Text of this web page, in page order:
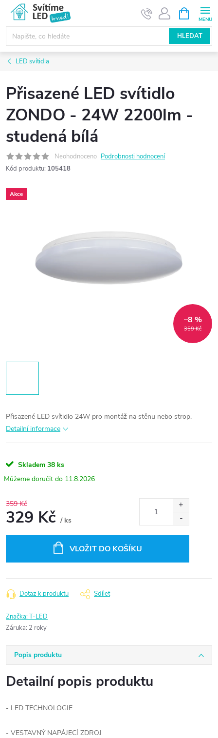
obsah
HLEDAT
NÁKUPNÍ
KOŠÍK
LED svítidla
Přisazené LED svítidlo
ZONDO - 24W 2200lm -
studená bílá
Neohodnoceno Podrobnosti hodnocení
Kód produktu: 105418
Akce
359 Kč
–8 %
Přisazené LED svítidlo 24W pro montáž na stěnu nebo strop.
Detailní informace
Skladem 38 ks
11.8.2026
359 Kč
329 Kč / ks
VLOŽIT DO KOŠÍKU
Dotaz k produktu Sdílet
Značka:T-LED
Záruka: 2 roky
Popis produktu
Detailní popis produktu
- LED TECHNOLOGIE
- VESTAVNÝ NAPÁJECÍ ZDROJ